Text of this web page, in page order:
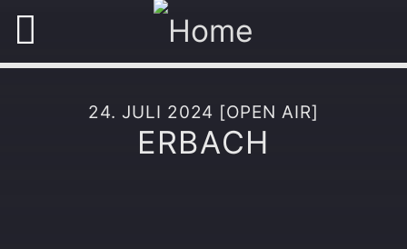
24. JULI 2024 [OPEN AIR]
ERBACH